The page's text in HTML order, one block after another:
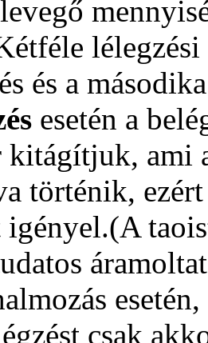
és a
esetén a
ami
történik,
csak